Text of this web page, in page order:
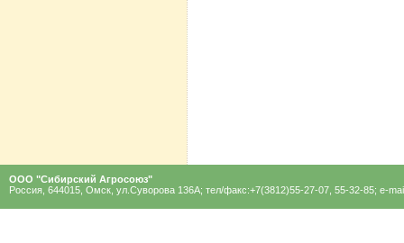
ООО "Сибирский Агроcоюз"
Россия, 644015, Омск, ул.Суворова 136A; тел/факс:+7(3812)55-27-07, 55-32-85; e-